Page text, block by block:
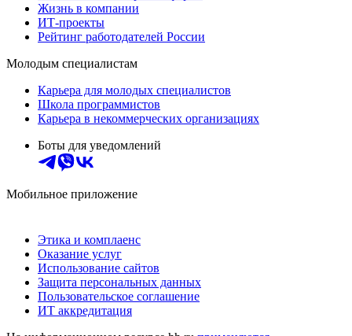
Жизнь в компании
ИТ-проекты
Рейтинг работодателей России
Молодым специалистам
Карьера для молодых специалистов
Школа программистов
Карьера в некоммерческих организациях
Боты для уведомлений
Мобильное приложение
Этика и комплаенс
Оказание услуг
Использование сайтов
Защита персональных данных
Пользовательское соглашение
ИТ аккредитация